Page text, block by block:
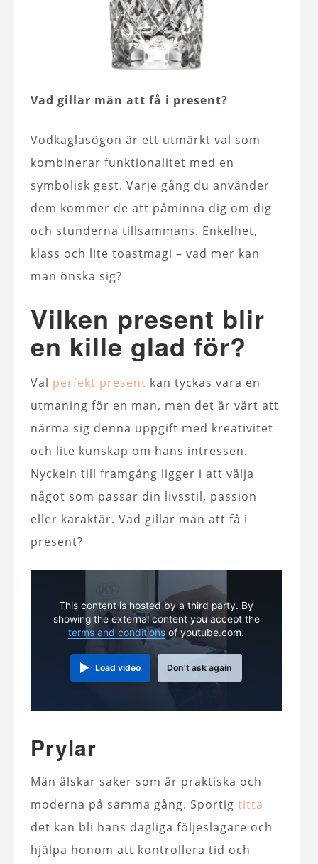
Vad gillar män att få i present?
Vodkaglasögon är ett utmärkt val som
kombinerar funktionalitet med en
symbolisk gest. Varje gång du använder
dem kommer de att påminna dig om dig
och stunderna tillsammans. Enkelhet,
klass och lite toastmagi – vad mer kan
man önska sig?
Vilken present blir
en kille glad för?
Val perfekt present kan tyckas vara en
utmaning för en man, men det är värt att
närma sig denna uppgift med kreativitet
och lite kunskap om hans intressen.
Nyckeln till framgång ligger i att välja
något som passar din livsstil, passion
eller karaktär. Vad gillar män att få i
present?
This content is hosted by a third party. By
showing the external content you accept the
terms and conditions of youtube.com.
Load video Don't ask again
Prylar
Män älskar saker som är praktiska och
moderna på samma gång. Sportig titta
det kan bli hans dagliga följeslagare och
hjälpa honom att kontrollera tid och